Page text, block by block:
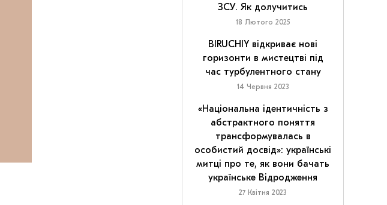
Carpathian Cult про різдвяні святаЗСУ. Як долучитись
18 Лютого 2025
BIRUCHIY відкриває нові
горизонти в мистецтві під
час турбулентного стану
14 Червня 2023
«Національна ідентичність з
абстрактного поняття
трансформувалась в
особистий досвід»: українські
митці про те, як вони бачать
українське Відродження
27 Квітня 2023